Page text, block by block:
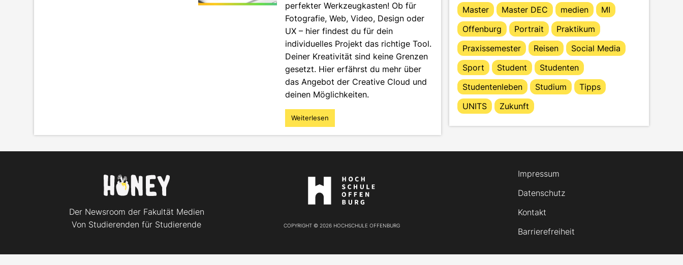
perfekter Werkzeugkasten! Ob für
Fotografie, Web, Video, Design oder
UX – hier findest du für dein
individuelles Projekt das richtige Tool.
Deiner Kreativität sind keine Grenzen
gesetzt. Hier erfährst du mehr über
das Angebot der Creative Cloud und
deinen Möglichkeiten.
"Adobe
Creative
–
Medienbranche"
Weiterlesen
Master
Master DEC medien
MI
Offenburg
Portrait
Praktikum
Praxissemester
Reisen
Social Media
Sport
Student
Studenten
Studentenleben
Studium
Tipps
UNITS
Zukunft
Der Newsroom der Fakultät Medien
Von Studierenden für Studierende
Impressum
Datenschutz
Kontakt
Barrierefreiheit
Hier
geht's
zur
COPYRIGHT © 2026 HOCHSCHULE OFFENBURG